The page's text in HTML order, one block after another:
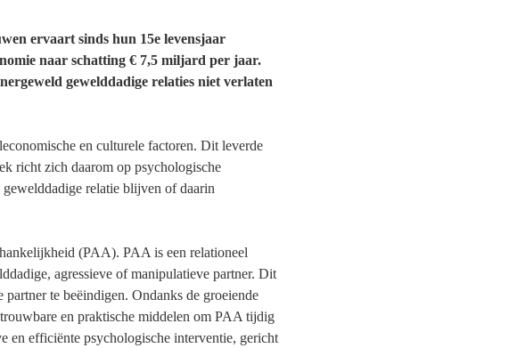
ervaart sinds hun 15e levensjaar
naar schatting € 7,5 miljard per jaar.
gewelddadige relaties niet verlaten
en culturele factoren. Dit leverde
richt zich daarom op psychologische
relatie blijven of daarin
(PAA). PAA is een relationeel
agressieve of manipulatieve partner. Dit
te beëindigen. Ondanks de groeiende
en praktische middelen om PAA tijdig
en efficiënte psychologische interventie, gericht